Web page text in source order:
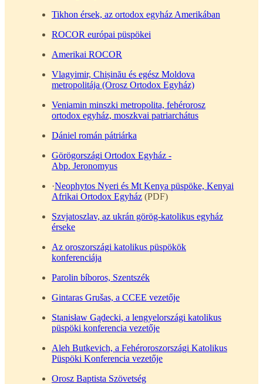
Tikhon érsek, az ortodox egyház Amerikában
ROCOR európai püspökei
Amerikai ROCOR
Vlagyimir, Chișinău és egész Moldova
metropolitája (Orosz Ortodox Egyház)
Veniamin minszki metropolita, fehérorosz
ortodox egyház, moszkvai patriarchátus
Dániel román pátriárka
Görögországi Ortodox Egyház -
Abp. Jeronomyus
·Neophytos Nyeri és Mt Kenya püspöke, Kenyai
Afrikai Ortodox Egyház (PDF)
Szvjatoszlav, az ukrán görög-katolikus egyház
érseke
Az oroszországi katolikus püspökök
konferenciája
Parolin bíboros, Szentszék
Gintaras Grušas, a CCEE vezetője
Stanisław Gądecki, a lengyelországi katolikus
püspöki konferencia vezetője
Aleh Butkevich, a Fehéroroszországi Katolikus
Püspöki Konferencia vezetője
Orosz Baptista Szövetség